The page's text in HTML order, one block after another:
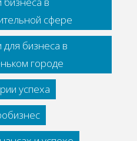
сфере
для бизнеса в
городе
успеха